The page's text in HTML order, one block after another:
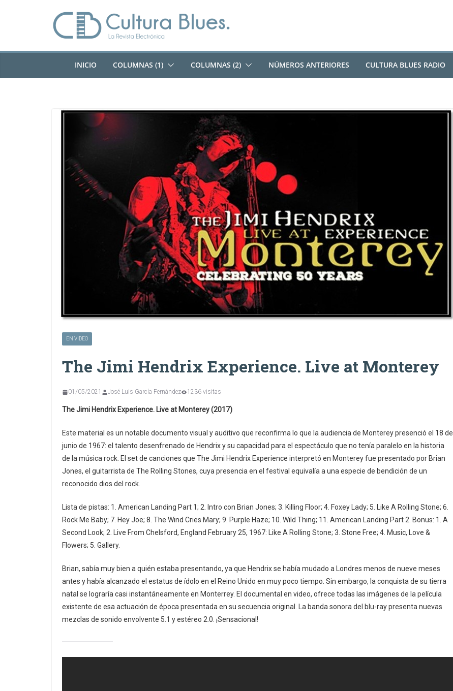
INICIO COLUMNAS (1) COLUMNAS (2) NÚMEROS ANTERIORES CULTURA BLUES RADIO
EN VIDEO
The Jimi Hendrix Experience. Live at Monterey
01/05/2021 José Luis García Fernández 1236 visitas
The Jimi Hendrix Experience. Live at Monterey (2017)
Este material es un notable documento visual y auditivo que reconfirma lo que la audiencia de Monterey presenció el 18 de
junio de 1967: el talento desenfrenado de Hendrix y su capacidad para el espectáculo que no tenía paralelo en la historia
de la música rock. El set de canciones que The Jimi Hendrix Experience interpretó en Monterey fue presentado por Brian
Jones, el guitarrista de The Rolling Stones, cuya presencia en el festival equivalía a una especie de bendición de un
reconocido dios del rock.
Lista de pistas: 1. American Landing Part 1; 2. Intro con Brian Jones; 3. Killing Floor; 4. Foxey Lady; 5. Like A Rolling Stone; 6.
Rock Me Baby; 7. Hey Joe; 8. The Wind Cries Mary; 9. Purple Haze; 10. Wild Thing; 11. American Landing Part 2. Bonus: 1. A
Second Look; 2. Live From Chelsford, England February 25, 1967: Like A Rolling Stone; 3. Stone Free; 4. Music, Love &
Flowers; 5. Gallery.
Brian, sabía muy bien a quién estaba presentando, ya que Hendrix se había mudado a Londres menos de nueve meses
antes y había alcanzado el estatus de ídolo en el Reino Unido en muy poco tiempo. Sin embargo, la conquista de su tierra
natal se lograría casi instantáneamente en Monterrey. El documental en video, ofrece todas las imágenes de la película
existente de esa actuación de época presentada en su secuencia original. La banda sonora del blu-ray presenta nuevas
mezclas de sonido envolvente 5.1 y estéreo 2.0. ¡Sensacional!